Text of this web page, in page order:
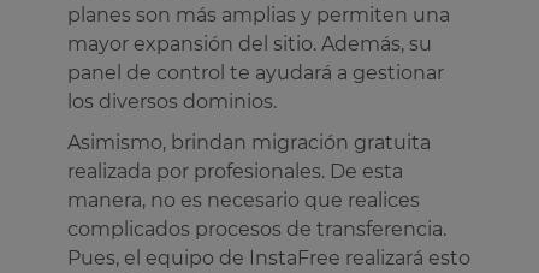
planes son más amplias y permiten una
mayor expansión del sitio. Además, su
panel de control te ayudará a gestionar
los diversos dominios.
Asimismo, brindan migración gratuita
realizada por profesionales. De esta
manera, no es necesario que realices
complicados procesos de transferencia.
Pues, el equipo de InstaFree realizará esto